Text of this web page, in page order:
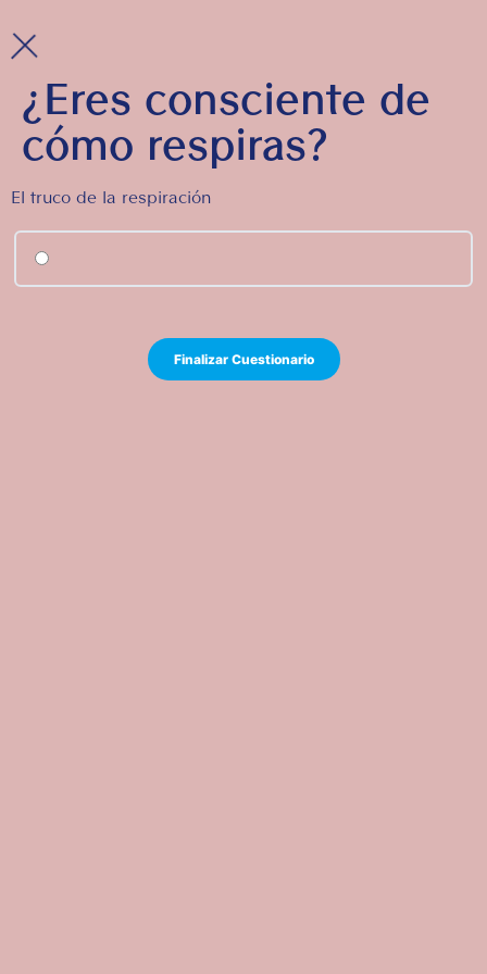
¿Eres consciente de
cómo respiras?
El truco de la respiración